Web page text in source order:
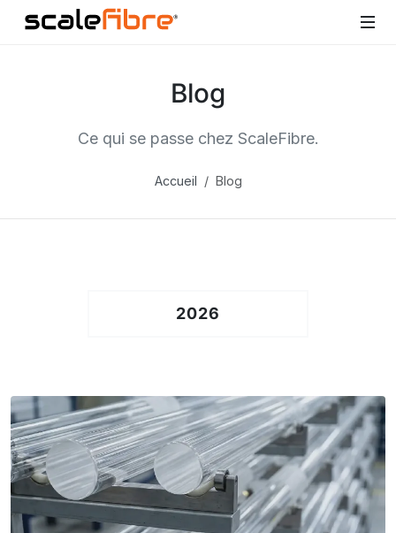
Blog
Ce qui se passe chez ScaleFibre.
Accueil Blog
2026